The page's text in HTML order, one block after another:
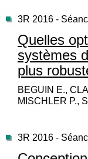
3R 2016 -
Quelles
systèmes
plus
BEGUIN E.,
MISCHLER P.,
3R 2016 -